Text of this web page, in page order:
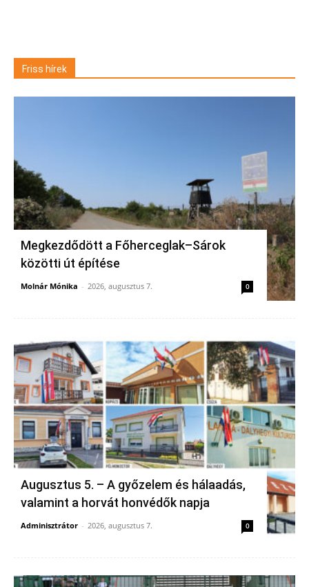
Friss hírek
Megkezdődött a Főherceglak–Sárok
közötti út építése
Molnár Mónika - 2026, augusztus 7. 0
Augusztus 5. – A győzelem és hálaadás,
valamint a horvát honvédők napja
Adminisztrátor - 2026, augusztus 7. 0